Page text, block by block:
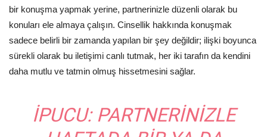
bir konuşma yapmak yerine, partnerinizle düzenli olarak bu
konuları ele almaya çalışın. Cinsellik hakkında konuşmak
sadece belirli bir zamanda yapılan bir şey değildir; ilişki boyunca
sürekli olarak bu iletişimi canlı tutmak, her iki tarafın da kendini
daha mutlu ve tatmin olmuş hissetmesini sağlar.
İPUCU:PARTNERINIZLE